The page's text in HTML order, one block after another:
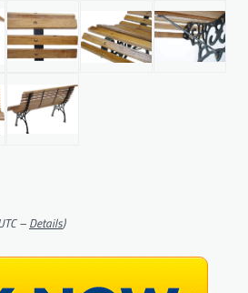
– Details)